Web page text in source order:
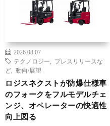
2026.08.07
テクノロジー
プレスリリースな
ど
動向/展望
ロジスネクストが防爆仕様車
のフォークをフルモデルチェ
ンジ、オペレーターの快適性
向上図る